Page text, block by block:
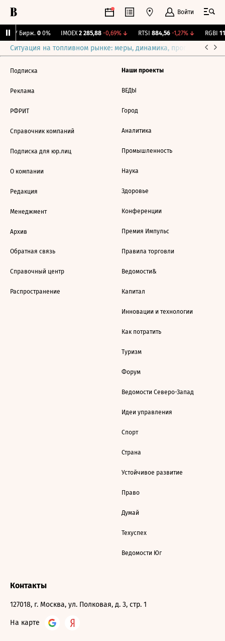
Войти
CNY Бирж. 0 0% IMOEX 2 285,88 -0,69%↓ RTSI 884,56 -1,27%↓ RGBI
Ситуация на топливном рынке: меры, динамика, прогнозы
Подписка
Реклама
РФРИТ
Справочник компаний
Подписка для юр.лиц
О компании
Редакция
Менеджмент
Архив
Обратная связь
Справочный центр
Распространение
Наши проекты
ВЕДЫ
Город
Аналитика
Промышленность
Наука
Здоровье
Конференции
Премия Импульс
Правила торговли
Ведомости&
Капитал
Инновации и технологии
Как потратить
Туризм
Форум
Ведомости Северо-Запад
Идеи управления
Спорт
Страна
Устойчивое развитие
Право
Думай
Техуспех
Ведомости Юг
Контакты
127018, г. Москва, ул. Полковая, д. 3, стр. 1
На карте